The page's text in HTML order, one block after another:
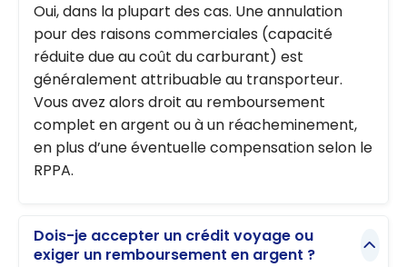
Oui, dans la plupart des cas. Une annulation
pour des raisons commerciales (capacité
réduite due au coût du carburant) est
généralement attribuable au transporteur.
Vous avez alors droit au remboursement
complet en argent ou à un réacheminement,
en plus d’une éventuelle compensation selon le
RPPA.
Dois-je accepter un crédit voyage ou
exiger un remboursement en argent ?